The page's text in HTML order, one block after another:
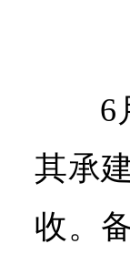
6
其承
收。